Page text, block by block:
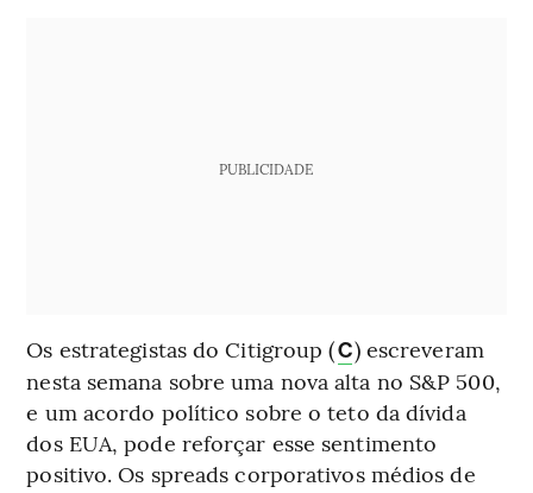
PUBLICIDADE
Os estrategistas do Citigroup (C) escreveram
nesta semana sobre uma nova alta no S&P 500,
e um acordo político sobre o teto da dívida
dos EUA, pode reforçar esse sentimento
positivo. Os spreads corporativos médios de